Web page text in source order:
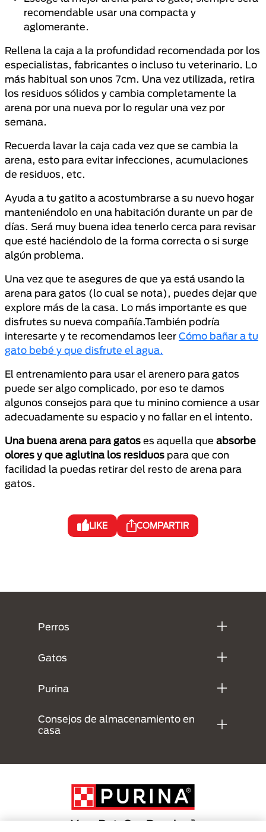
recomendable usar una compacta y
aglomerante.
Rellena la caja a la profundidad recomendada por los
especialistas, fabricantes o incluso tu veterinario. Lo
más habitual son unos 7cm. Una vez utilizada, retira
los residuos sólidos y cambia completamente la
arena por una nueva por lo regular una vez por
semana.
Recuerda lavar la caja cada vez que se cambia la
arena, esto para evitar infecciones, acumulaciones
de residuos, etc.
Ayuda a tu gatito a acostumbrarse a su nuevo hogar
manteniéndolo en una habitación durante un par de
días. Será muy buena idea tenerlo cerca para revisar
que esté haciéndolo de la forma correcta o si surge
algún problema.
Una vez que te asegures de que ya está usando la
arena para gatos (lo cual se nota), puedes dejar que
explore más de la casa. Lo más importante es que
disfrutes su nueva compañía.También podría
interesarte y te recomendamos leer Cómo bañar a tu
gato bebé y que disfrute el agua.
El entrenamiento para usar el arenero para gatos
puede ser algo complicado, por eso te damos
algunos consejos para que tu minino comience a usar
adecuadamente su espacio y no fallar en el intento.
Una buena arena para gatos es aquella que absorbe
olores y que aglutina los residuos para que con
facilidad la puedas retirar del resto de arena para
gatos.
LIKE COMPARTIR
Perros
Gatos
Purina
Consejos de almacenamiento en
casa